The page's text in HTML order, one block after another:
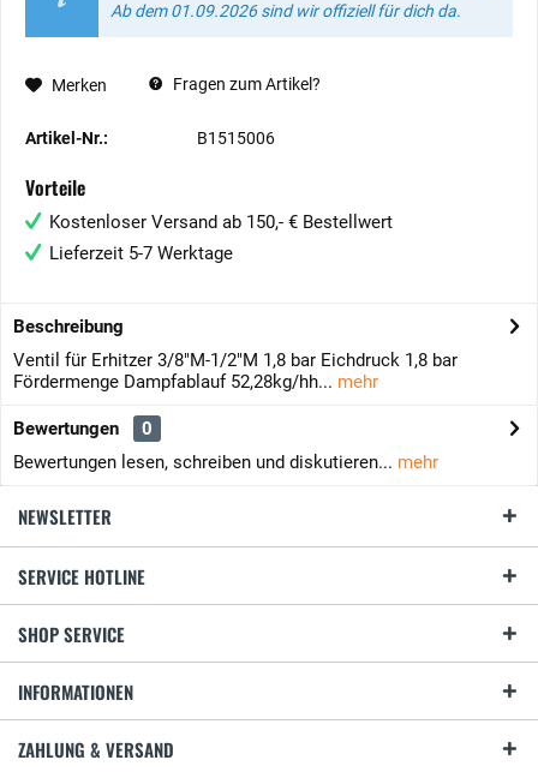
Ab dem 01.09.2026 sind wir offiziell für dich da.
Merken Fragen zum Artikel?
Artikel-Nr.: B1515006
Vorteile
Kostenloser Versand ab 150,- € Bestellwert
Lieferzeit 5-7 Werktage
Beschreibung
Ventil für Erhitzer 3/8"M-1/2"M 1,8 bar Eichdruck 1,8 bar
Fördermenge Dampfablauf 52,28kg/hh... mehr
Bewertungen
0
Bewertungen lesen, schreiben und diskutieren... mehr
NEWSLETTER
SERVICE HOTLINE
SHOP SERVICE
INFORMATIONEN
ZAHLUNG & VERSAND